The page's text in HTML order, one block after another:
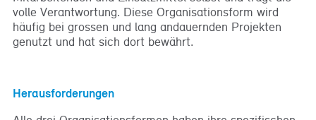
volle Verantwortung. Diese Organisationsform wird
häufig bei grossen und lang andauernden Projekten
genutzt und hat sich dort bewährt.
Herausforderungen